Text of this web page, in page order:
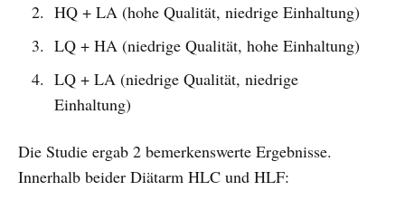
HQ + LA (hohe Qualität, niedrige Einhaltung)
LQ + HA (niedrige Qualität, hohe Einhaltung)
LQ + LA (niedrige Qualität, niedrige
Einhaltung)
Die Studie ergab 2 bemerkenswerte Ergebnisse.
Innerhalb beider Diätarm HLC und HLF: